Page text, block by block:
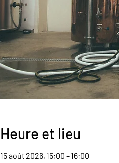
Heure et lieu
15 août 2026, 15:00 – 16:00